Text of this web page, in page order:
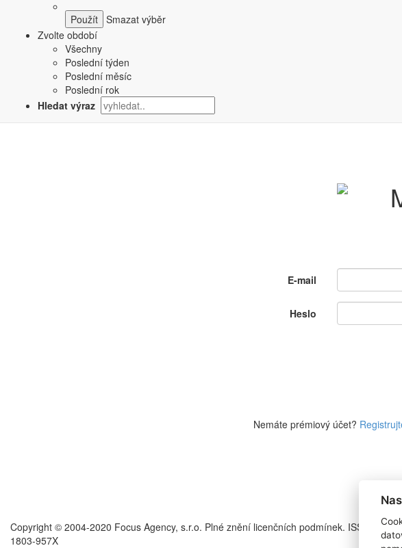
Smazat výběr
Zvolte období
Všechny
Poslední týden
Poslední měsíc
Poslední rok
Hledat výraz
E-mail
Heslo
Nemáte prémiový účet?
Copyright © 2004-2020 Focus Agency, s.r.o. Plné znění licenčních podmínek. ISSN
1803-957X